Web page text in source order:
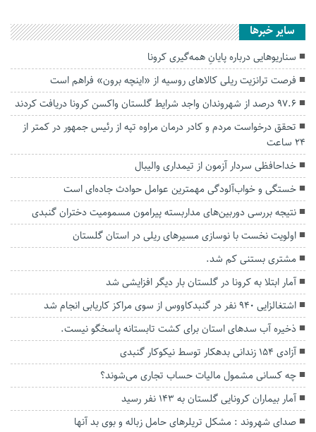
سایر خبرها
سناریوهایی درباره پایانِ همه‌گیری کرونا
فرصت ترانزیت ریلی کالاهای روسیه از «اینچه برون» فراهم است
۹۷.۶ درصد از شهروندان واجد شرایط گلستان واکسن کرونا دریافت کردند
تحقق درخواست مردم و کادر درمان مراوه تپه از رئیس جمهور در کمتر از
۲۴ ساعت
خداحافظی سردار آزمون از تیمداری والیبال
خستگی و خواب‌آلودگی مهمترین عوامل حوادث جاده‌ای است
نتیجه بررسی دوربین‌های مداربسته پیرامون مسمومیت دختران گنبدی
اولویت نخست با نوسازی مسیرهای ریلی در استان گلستان
مشتری بستنی کم ‌شد.
آمار ابتلا به کرونا در گلستان بار دیگر افزایشی شد
اشتغالزایی ۹۴۰ نفر در گنبدکاووس از سوی مراکز کاریابی انجام شد
ذخیره آب سدهای استان برای کشت تابستانه پاسخگو نیست.
آزادی ۱۵۴ زندانی بدهکار توسط نیکوکار گنبدی
چه کسانی مشمول مالیات حساب تجاری می‌شوند؟
آمار بیماران کرونایی گلستان به ۱۴۳ نفر رسید
صدای شهروند : مشکل تریلرهای حامل زباله و بوی بد آنها